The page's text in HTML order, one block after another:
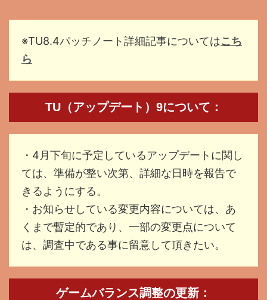
※TU8.4パッチノート詳細記事についてはこち
ら
TU（アップデート）9について：
・4月下旬に予定しているアップデートに関し
ては、準備が整い次第、詳細な日時を報告で
きるようにする。
・お知らせしている変更内容については、あ
くまで暫定的であり、一部の変更点について
は、調査中である事に留意して頂きたい。
ゲームバランス調整の更新：